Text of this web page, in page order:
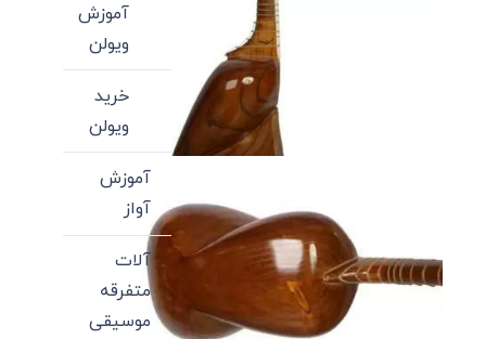
آموزش
ویولن
خرید
ویولن
آموزش
آواز
آلات
متفرقه
موسیقی